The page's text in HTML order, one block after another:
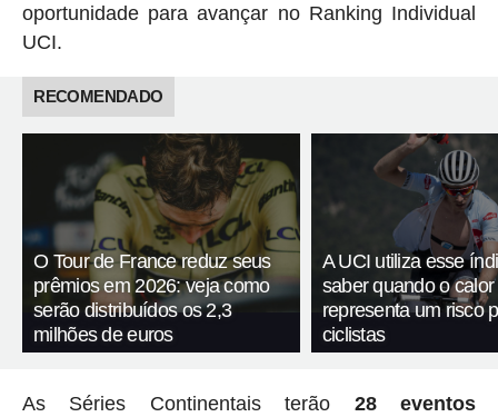
oportunidade para avançar no Ranking Individual
UCI.
RECOMENDADO
O Tour de France reduz seus
prêmios em 2026: veja como
serão distribuídos os 2,3
milhões de euros
A UCI utiliza esse
saber quando o calor
representa um risco
ciclistas
As Séries Continentais terão 28 eventos